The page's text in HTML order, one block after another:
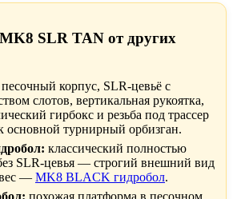
SLR TAN от других
песочный корпус, SLR-цевьё с
слотов, вертикальная рукоятка,
гирбокс и резьба под трассер
турнирный орбизган.
классический полностью
SLR-цевья — строгий внешний вид
— MK8 BLACK гидробол.